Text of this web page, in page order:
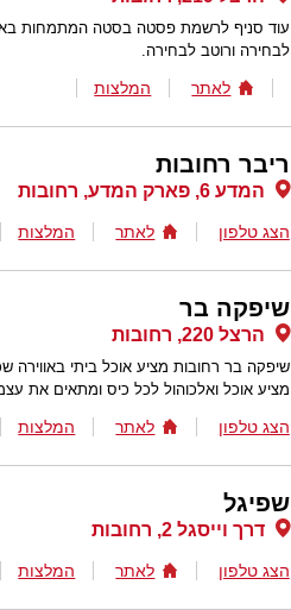
עוד סניף לרשמת פסטה בסטה המתמחות
לבחירה ורוטב לבחירה.
לאתר המלצות
ריבר רחובות
המדע 6, פארק המדע, רחובות
הצג טלפון לאתר המלצות
שיפקה בר
הרצל 220, רחובות
שיפקה בר רחובות מציע אוכל ביתי באווירה
מציע אוכל ואלכוהול לכל כיס ומתאים את
הצג טלפון לאתר המלצות
שפיגל
דרך וייסגל 2, רחובות
הצג טלפון לאתר המלצות